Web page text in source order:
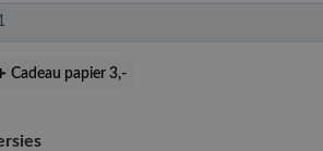
Cadeau papier 3,-